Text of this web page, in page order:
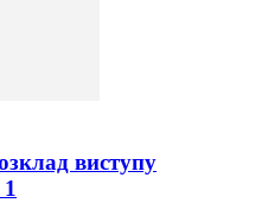
виступу